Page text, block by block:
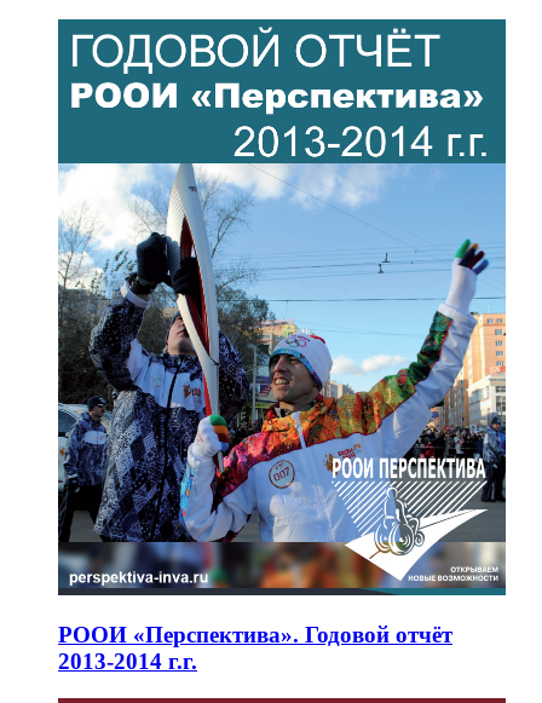
РООИ «Перспектива». Годовой отчёт
2013-2014 г.г.